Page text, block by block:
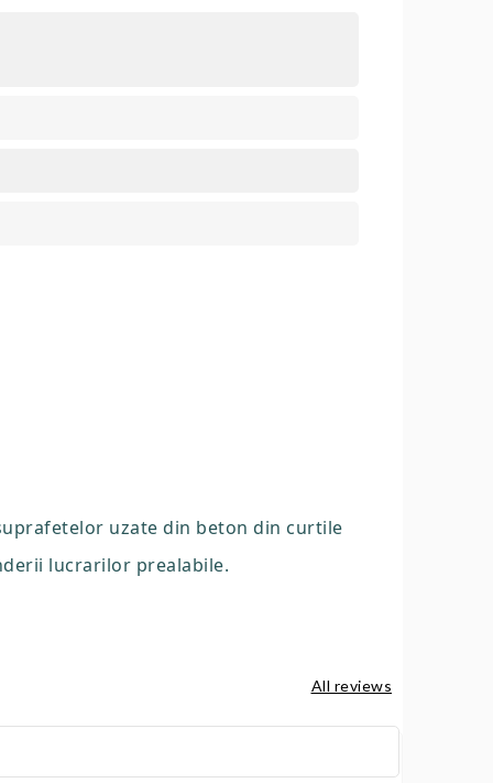
uzate din beton din curtile
lucrarilor prealabile.
All reviews